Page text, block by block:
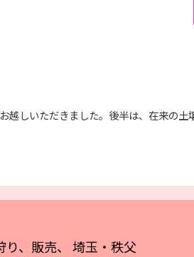
越しいただきました。後半は、在来の土